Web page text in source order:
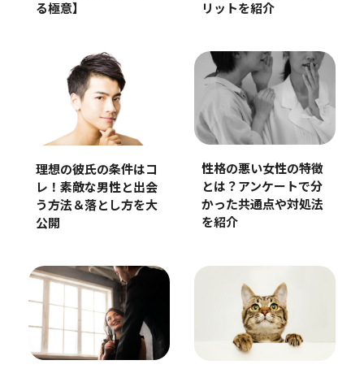
る極意】
リットを紹介
理想の彼氏の条件はコ
レ！素敵な男性と出会
う方法＆落とし方を大
公開
性格の悪い女性の特徴
とは？アンケートで分
かった共通点や対処法
を紹介